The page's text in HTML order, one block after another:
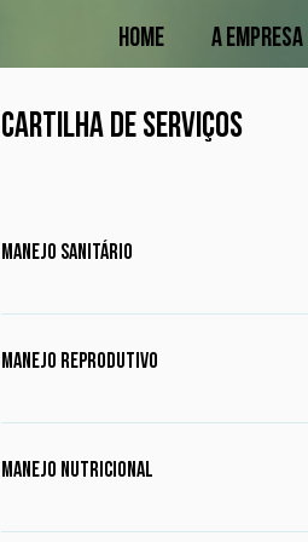
Home A Empresa
Cartilha de Serviços
Manejo sanitário
Produção de calendário vacinal,
à desinfecção do ambiente,
Manejo reprodutivo
Orientações sobre o
acompanhamento da gestação e
Manejo nutricional
Orientações sobre o local ideal